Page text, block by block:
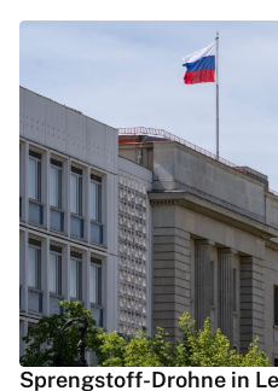
Sprengstoff-Drohne in